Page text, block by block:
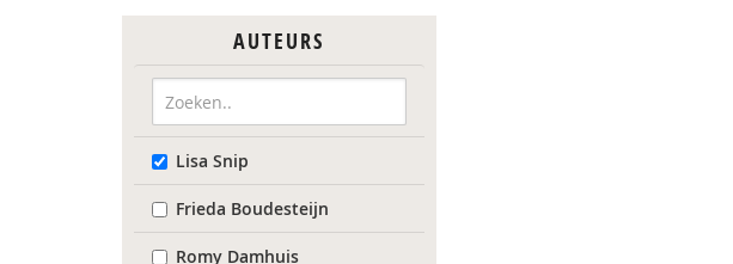
AUTEURS
Lisa Snip
Frieda Boudesteijn
Romy Damhuis